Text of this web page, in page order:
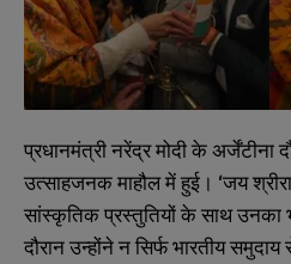
प्रधानमंत्री नरेंद्र मोदी के
उत्साहजनक माहौल में हुई। ‘जय
सांस्कृतिक प्रस्तुतियों के साथ उनका
दौरान उन्होंने न सिर्फ भारतीय